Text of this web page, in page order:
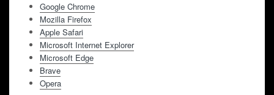
Google Chrome
Mozilla Firefox
Apple Safari
Microsoft Internet Explorer
Microsoft Edge
Brave
Opera